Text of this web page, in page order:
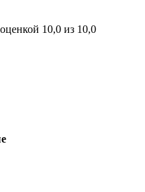
10,0 из 10,0